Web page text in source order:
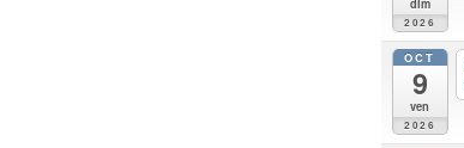
dim
2026
OCT
9
ven
2026